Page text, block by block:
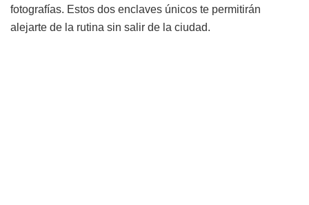
fotografías. Estos dos enclaves únicos te permitirán
alejarte de la rutina sin salir de la ciudad.